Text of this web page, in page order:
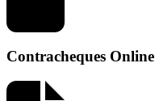
Contracheques Online